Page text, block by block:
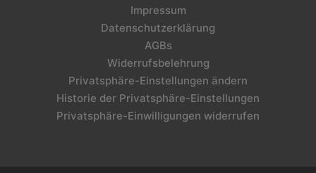
Impressum
Datenschutzerklärung
AGBs
Widerrufsbelehrung
Privatsphäre-Einstellungen ändern
Historie der Privatsphäre-Einstellungen
Privatsphäre-Einwilligungen widerrufen